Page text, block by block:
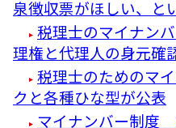
泉徴収票がほしい、と
税理士のマイナン
理権と代理人の身元確
税理士のためのマ
クと各種ひな型が公表
マイナンバー制度